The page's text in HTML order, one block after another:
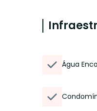
Água